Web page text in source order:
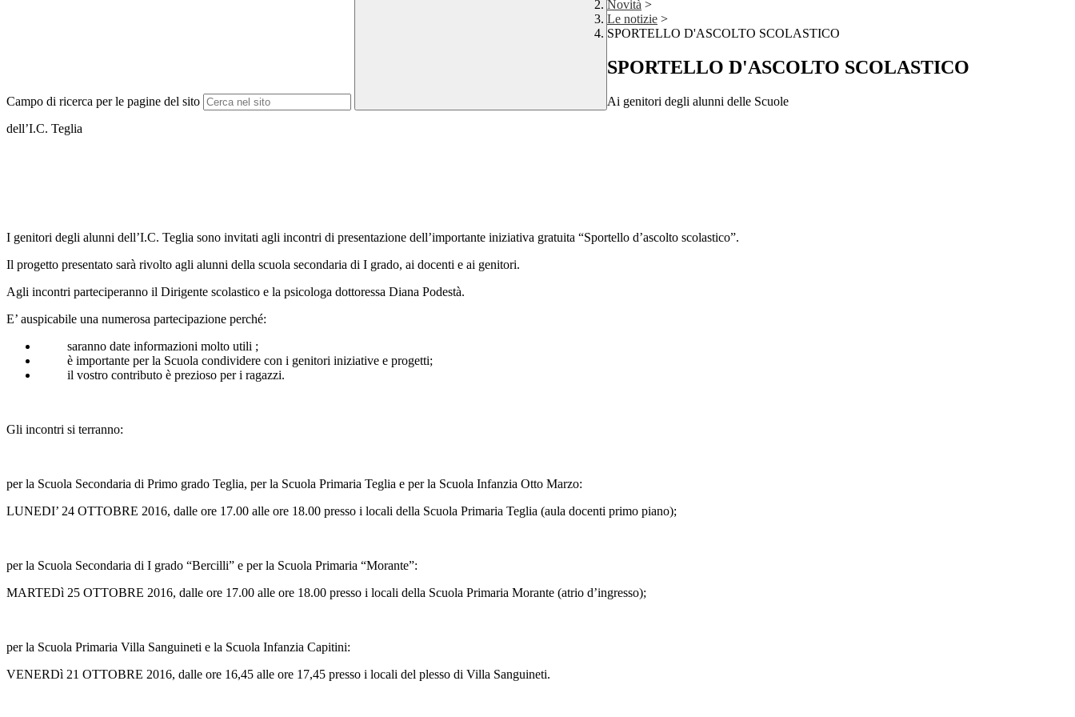
Campo di ricerca per le pagine del sito
Novità >
Le notizie >
SPORTELLO D'ASCOLTO SCOLASTICO
SPORTELLO D'ASCOLTO SCOLASTICO
Ai genitori degli alunni delle Scuole
dell’I.C. Teglia
I genitori degli alunni dell’I.C. Teglia sono invitati agli incontri di presentazione dell’importante iniziativa gratuita “Sportello d’ascolto scolastico”.
Il progetto presentato sarà rivolto agli alunni della scuola secondaria di I grado, ai docenti e ai genitori.
Agli incontri parteciperanno il Dirigente scolastico e la psicologa dottoressa Diana Podestà.
E’ auspicabile una numerosa partecipazione perché:
saranno date informazioni molto utili ;
è importante per la Scuola condividere con i genitori iniziative e progetti;
il vostro contributo è prezioso per i ragazzi.
Gli incontri si terranno:
per la Scuola Secondaria di Primo grado Teglia, per la Scuola Primaria Teglia e per la Scuola Infanzia Otto Marzo:
LUNEDI’ 24 OTTOBRE 2016, dalle ore 17.00 alle ore 18.00 presso i locali della Scuola Primaria Teglia (aula docenti primo piano);
per la Scuola Secondaria di I grado “Bercilli” e per la Scuola Primaria “Morante”:
MARTEDì 25 OTTOBRE 2016, dalle ore 17.00 alle ore 18.00 presso i locali della Scuola Primaria Morante (atrio d’ingresso);
per la Scuola Primaria Villa Sanguineti e la Scuola Infanzia Capitini:
VENERDì 21 OTTOBRE 2016, dalle ore 16,45 alle ore 17,45 presso i locali del plesso di Villa Sanguineti.